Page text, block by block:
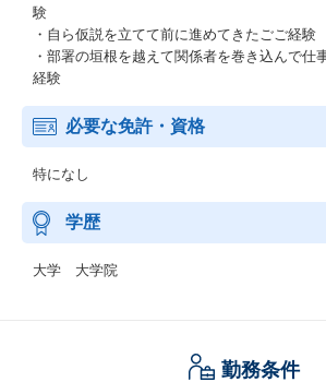
験
・自ら仮説を立てて前に進めてきたごご経験
・部署の垣根を越えて関係者を巻き込んで仕
経験
必要な免許・資格
特になし
学歴
大学 大学院
勤務条件